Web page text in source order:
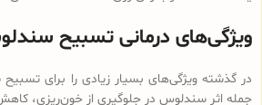
ویژگی‌های درمانی تسبیح
در گذشته ویژگی‌های بسیار زیادی را برای
جمله اثر سندلوس در جلوگیری از خون‌ریزی،